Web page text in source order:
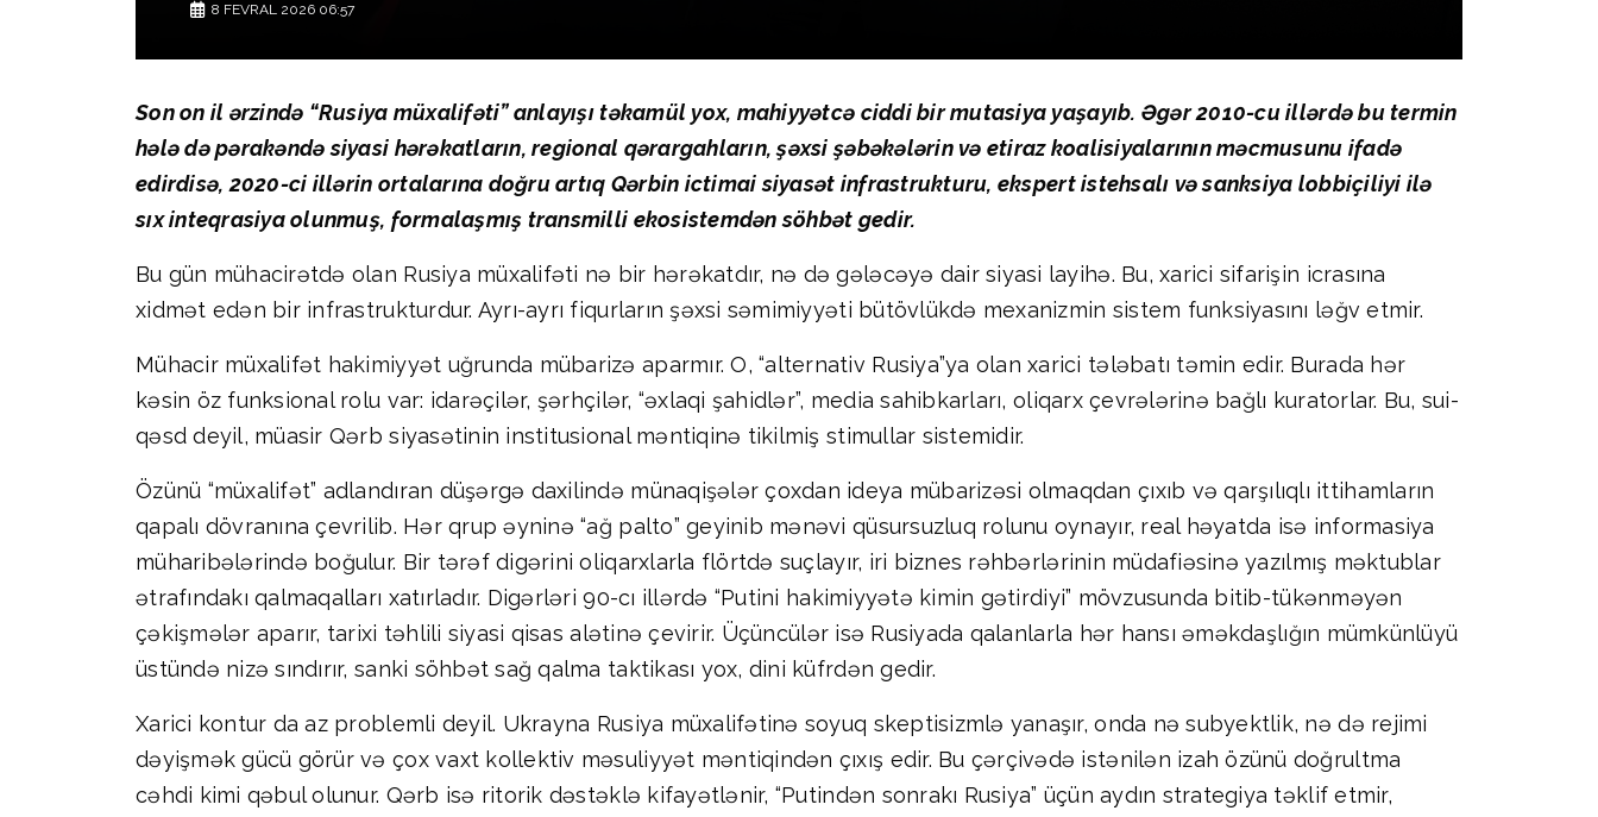
8 FEVRAL 2026 06:57
Son on il ərzində “Rusiya müxalifəti” anlayışı təkamül yox, mahiyyətcə ciddi bir mutasiya yaşayıb. Əgər 2010-cu illərdə bu termin
hələ də pərakəndə siyasi hərəkatların, regional qərargahların, şəxsi şəbəkələrin və etiraz koalisiyalarının məcmusunu ifadə
edirdisə, 2020-ci illərin ortalarına doğru artıq Qərbin ictimai siyasət infrastrukturu, ekspert istehsalı və sanksiya lobbiçiliyi ilə
sıx inteqrasiya olunmuş, formalaşmış transmilli ekosistemdən söhbət gedir.
Bu gün mühacirətdə olan Rusiya müxalifəti nə bir hərəkatdır, nə də gələcəyə dair siyasi layihə. Bu, xarici sifarişin icrasına
xidmət edən bir infrastrukturdur. Ayrı-ayrı fiqurların şəxsi səmimiyyəti bütövlükdə mexanizmin sistem funksiyasını ləğv etmir.
Mühacir müxalifət hakimiyyət uğrunda mübarizə aparmır. O, “alternativ Rusiya”ya olan xarici tələbatı təmin edir. Burada hər
kəsin öz funksional rolu var: idarəçilər, şərhçilər, “əxlaqi şahidlər”, media sahibkarları, oliqarx çevrələrinə bağlı kuratorlar. Bu, sui-
qəsd deyil, müasir Qərb siyasətinin institusional məntiqinə tikilmiş stimullar sistemidir.
Özünü “müxalifət” adlandıran düşərgə daxilində münaqişələr çoxdan ideya mübarizəsi olmaqdan çıxıb və qarşılıqlı ittihamların
qapalı dövranına çevrilib. Hər qrup əyninə “ağ palto” geyinib mənəvi qüsursuzluq rolunu oynayır, real həyatda isə informasiya
müharibələrində boğulur. Bir tərəf digərini oliqarxlarla flörtdə suçlayır, iri biznes rəhbərlərinin müdafiəsinə yazılmış məktublar
ətrafındakı qalmaqalları xatırladır. Digərləri 90-cı illərdə “Putini hakimiyyətə kimin gətirdiyi” mövzusunda bitib-tükənməyən
çəkişmələr aparır, tarixi təhlili siyasi qisas alətinə çevirir. Üçüncülər isə Rusiyada qalanlarla hər hansı əməkdaşlığın mümkünlüyü
üstündə nizə sındırır, sanki söhbət sağ qalma taktikası yox, dini küfrdən gedir.
Xarici kontur da az problemli deyil. Ukrayna Rusiya müxalifətinə soyuq skeptisizmlə yanaşır, onda nə subyektlik, nə də rejimi
dəyişmək gücü görür və çox vaxt kollektiv məsuliyyət məntiqindən çıxış edir. Bu çərçivədə istənilən izah özünü doğrultma
cəhdi kimi qəbul olunur. Qərb isə ritorik dəstəklə kifayətlənir, “Putindən sonrakı Rusiya” üçün aydın strategiya təklif etmir,